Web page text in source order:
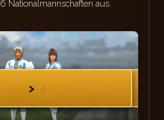
Nationalmannschaften aus.
‹
›